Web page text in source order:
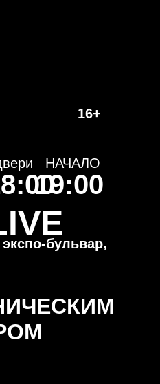
16+
НАЧАЛО
19:00
экспо-бульвар,